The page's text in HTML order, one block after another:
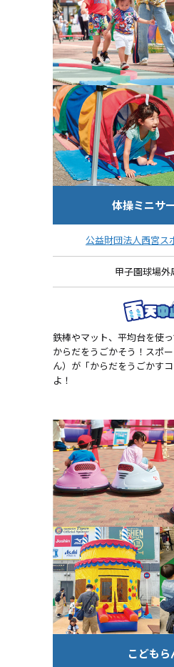
体操ミニサ
公益財団法人西宮ス
甲子園球場外
鉄棒やマット、平均台を使
からだをうごかそう！スポ
ん）が「からだをうごかす
よ！
こどもら